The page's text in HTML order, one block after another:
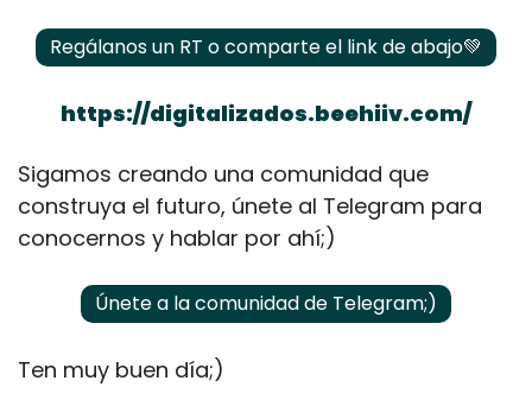
Regálanos un RT o comparte el link de abajo💚
https://digitalizados.beehiiv.com/
Sigamos creando una comunidad que
construya el futuro, únete al Telegram para
conocernos y hablar por ahí;)
Únete a la comunidad de Telegram;)
Ten muy buen día;)